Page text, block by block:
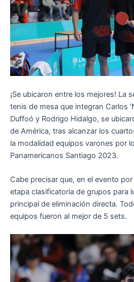
¡Se ubicaron entre los mejores! La
tenis de mesa que integran Carlos
Duffoó y Rodrigo Hidalgo, se
de América, tras alcanzar los
la modalidad equipos varones por
Panamericanos Santiago 2023.
Cabe precisar que, en el evento
etapa clasificatoria de grupos para
principal de eliminación directa.
equipos fueron al mejor de 5 sets.